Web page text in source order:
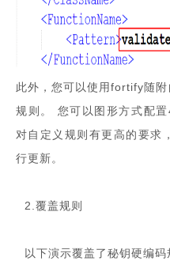
此外，您可以使用fortify随
规则。 您可以图形方式配
对自定义规则有更高的要求
行更新。
2.覆盖规则
以下演示覆盖了秘钥硬编码